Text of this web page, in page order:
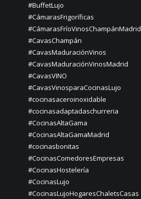
#BuffetLujo
#CámarasFrigoríficas
#CámarasFríoVinosChampánMadrid
#CavasChampán
#CavasMaduraciónVinos
#CavasMaduraciónVinosMadrid
#CavasVINO
#CavasVinosparaCocinasLujo
#cocinasaceroinoxidable
#cocinasadaptadaschurreria
#CocinasAltaGama
#CocinasAltaGamaMadrid
#cocinasbonitas
#CocinasComedoresEmpresas
#CocinasHostelería
#CocinasLujo
#CocinasLujoHogaresChaletsCasas